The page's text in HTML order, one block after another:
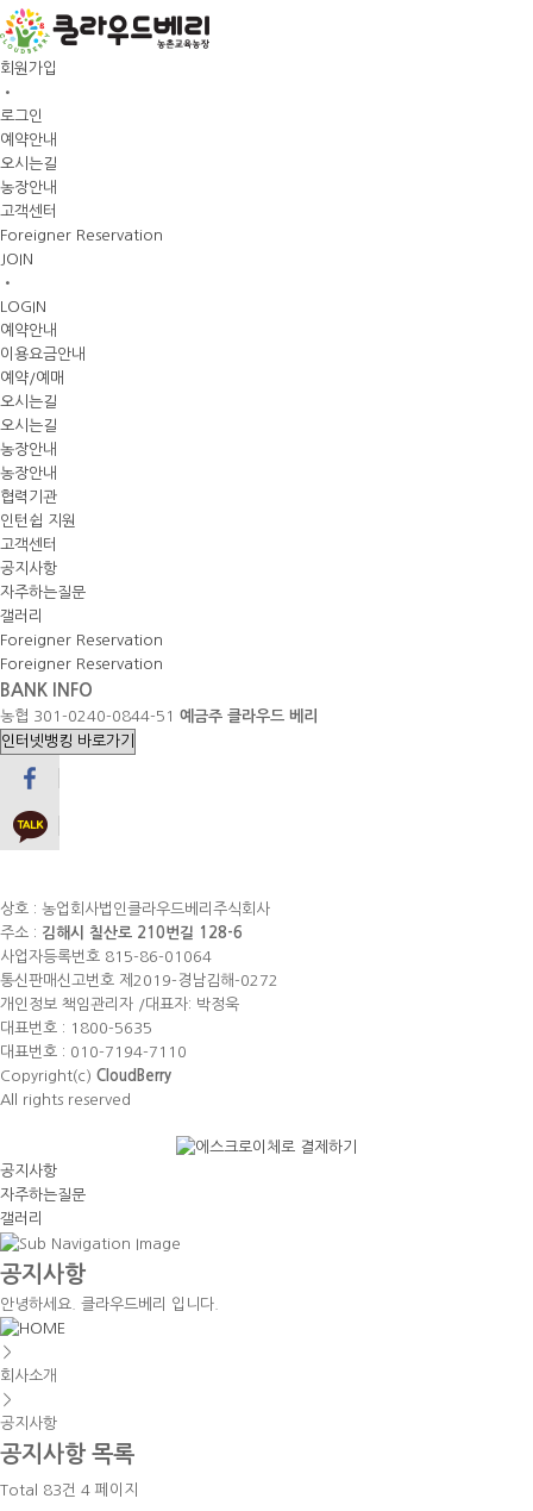
회원가입
•
로그인
예약안내
오시는길
농장안내
고객센터
Foreigner Reservation
JOIN
•
LOGIN
예약안내
이용요금안내
예약/예매
오시는길
오시는길
농장안내
농장안내
협력기관
인턴쉽 지원
고객센터
공지사항
자주하는질문
갤러리
Foreigner Reservation
Foreigner Reservation
BANK INFO
농협 301-0240-0844-51 예금주 클라우드 베리
상호 : 농업회사법인클라우드베리주식회사
주소 : 김해시 칠산로 210번길 128-6
사업자등록번호 815-86-01064
통신판매신고번호 제2019-경남김해-0272
개인정보 책임관리자 /대표자: 박정욱
대표번호 : 1800-5635
대표번호 : 010-7194-7110
Copyright(c) CloudBerry
All rights reserved
공지사항
자주하는질문
갤러리
공지사항
안녕하세요. 클라우드베리 입니다.
＞
회사소개
＞
공지사항
공지사항 목록
Total 83건 4 페이지